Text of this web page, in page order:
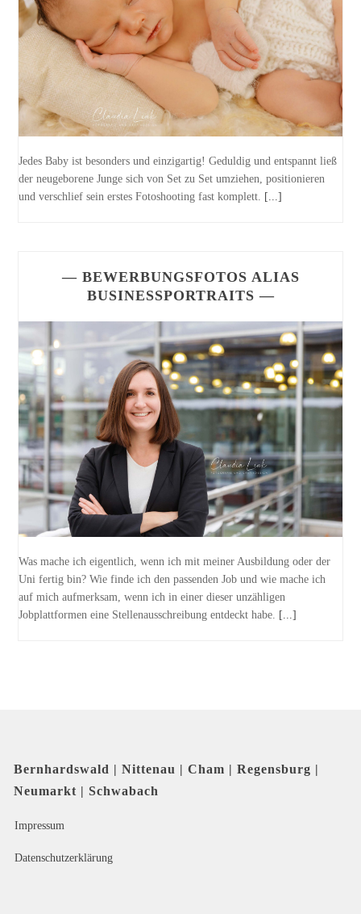
Jedes Baby ist besonders und einzigartig! Geduldig und entspannt ließ
der neugeborene Junge sich von Set zu Set umziehen, positionieren
und verschlief sein erstes Fotoshooting fast komplett. [...]
— BEWERBUNGSFOTOS ALIAS
BUSINESSPORTRAITS —
Was mache ich eigentlich, wenn ich mit meiner Ausbildung oder der
Uni fertig bin? Wie finde ich den passenden Job und wie mache ich
auf mich aufmerksam, wenn ich in einer dieser unzähligen
Jobplattformen eine Stellenausschreibung entdeckt habe.
[...]
Bernhardswald | Nittenau | Cham | Regensburg |
Neumarkt | Schwabach
Impressum
Datenschutzerklärung